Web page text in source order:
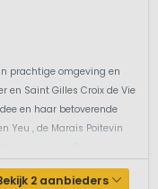
prachtige omgeving en
en Saint Gilles Croix de Vie
en haar betoverende
Yeu , de Marais Poitevin
2 aanbieders